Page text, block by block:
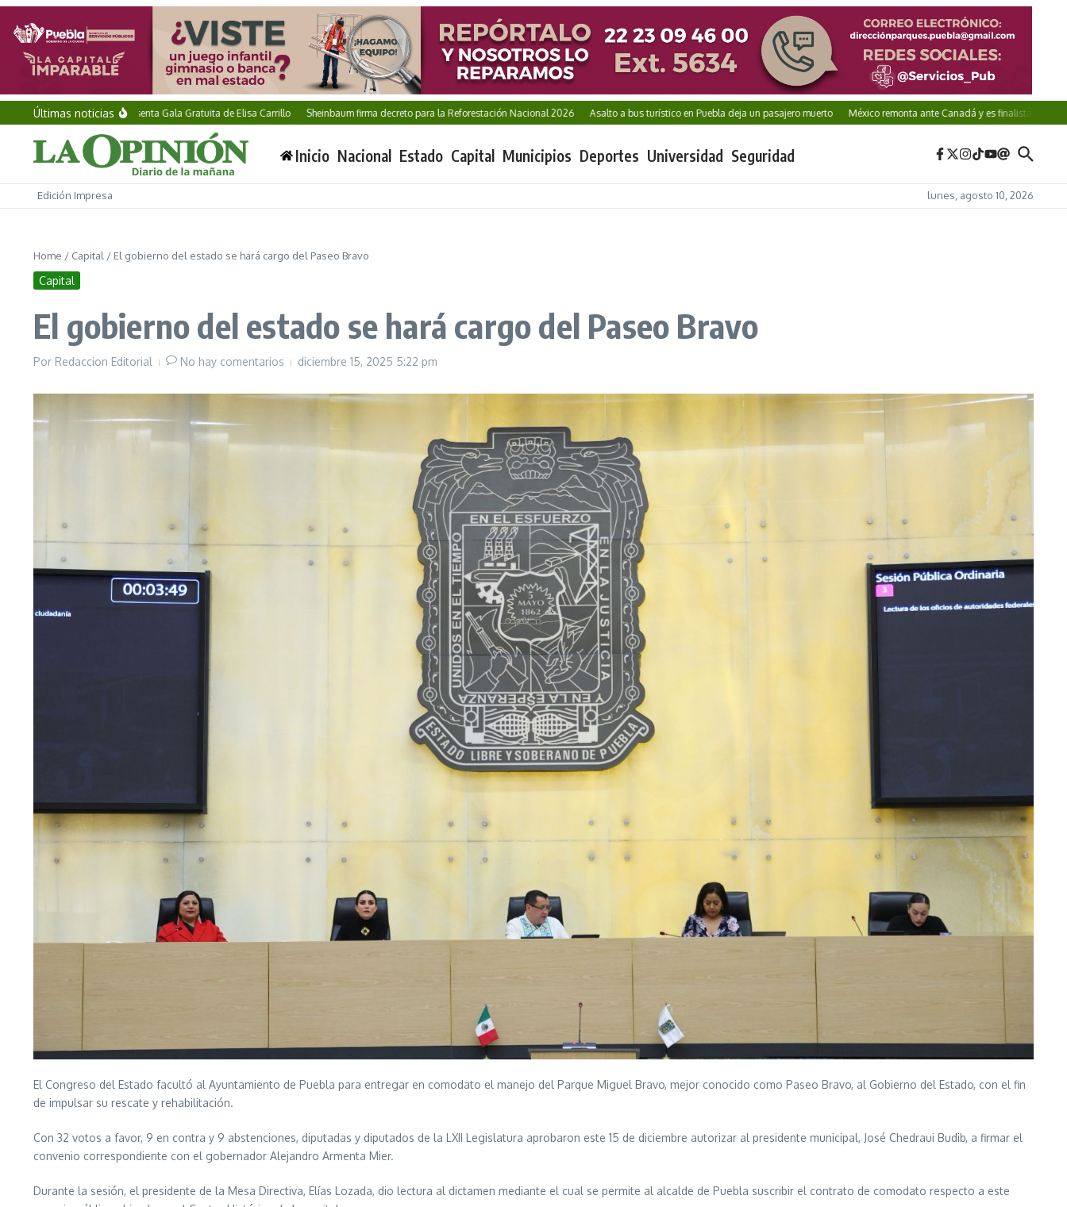
Saltar al contenido
Últimas noticias
Pepe Chedraui presenta Gala Gratuita de Elisa Carrillo Sheinbaum firma decreto para la Reforestación Nacional 2026 Asalto a bus turístico en Puebla deja un pasajero muerto México remonta ante Canadá y es finalista del Sub-20
Inicio Nacional Estado Capital Municipios Deportes Universidad Seguridad
Edición Impresa lunes, agosto 10, 2026
Home / Capital / El gobierno del estado se hará cargo del Paseo Bravo
Capital
El gobierno del estado se hará cargo del Paseo Bravo
Por Redaccion Editorial No hay comentarios diciembre 15, 2025 5:22 pm
El Congreso del Estado facultó al Ayuntamiento de Puebla para entregar en comodato el manejo del Parque Miguel Bravo, mejor conocido como Paseo Bravo, al Gobierno del Estado, con el fin
de impulsar su rescate y rehabilitación.
Con 32 votos a favor, 9 en contra y 9 abstenciones, diputadas y diputados de la LXII Legislatura aprobaron este 15 de diciembre autorizar al presidente municipal, José Chedraui Budib, a firmar el
convenio correspondiente con el gobernador Alejandro Armenta Mier.
Durante la sesión, el presidente de la Mesa Directiva, Elías Lozada, dio lectura al dictamen mediante el cual se permite al alcalde de Puebla suscribir el contrato de comodato respecto a este